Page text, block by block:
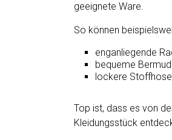
geeignete Ware.
So können
enganliegende
bequeme
lockere
Top ist, dass es von
Kleidungsstück